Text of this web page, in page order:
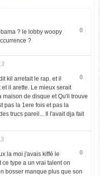
0
? le lobby woopy
?
0
kil arretait le rap. et il
il arette. Le mieux serait
maison de disque et Qu'il trouve
pas la 1ere fois et pas la
trucs pareil... Il l'avait dja fait
0
la moi j'avais kiffé le
ce type a un vrai talent on
bosser manque plus que son